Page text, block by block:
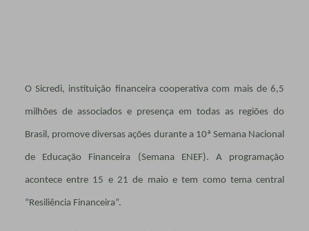
O Sicredi, instituição financeira cooperativa com mais de 6,5
milhões de associados e presença em todas as regiões do
Brasil, promove diversas ações durante a 10ª Semana Nacional
de Educação Financeira (Semana ENEF). A programação
acontece entre 15 e 21 de maio e tem como tema central
“Resiliência Financeira”.